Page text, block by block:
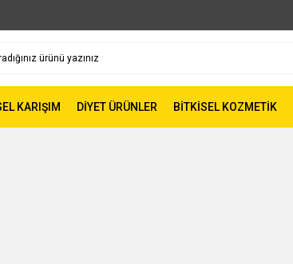
KARIŞIM DİYET ÜRÜNLER BİTKİSEL KOZMETİK